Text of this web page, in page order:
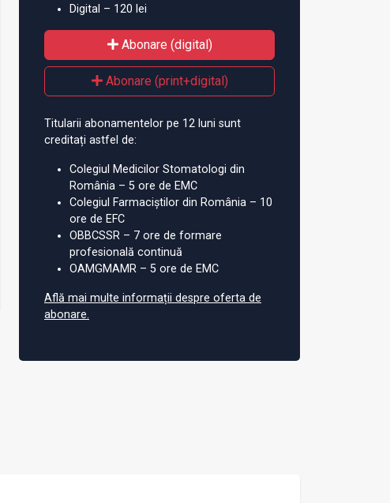
Dr. Anthony Fauci și-a
anunţat retragerea
Fauci, medicul care a
americani
Digital – 120 lei
Abonare (digital)
Abonare (print+digital)
Titularii abonamentelor pe 12 luni sunt
creditați astfel de:
Colegiul Medicilor Stomatologi din
România – 5 ore de EMC
Colegiul Farmaciștilor din România – 10
ore de EFC
OBBCSSR – 7 ore de formare
profesională continuă
OAMGMAMR – 5 ore de EMC
Află mai multe informații despre oferta de
abonare.